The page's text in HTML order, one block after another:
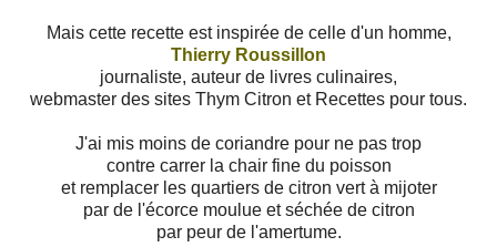
Mais cette recette est inspirée de celle d'un homme,
Thierry Roussillon
journaliste, auteur de livres culinaires,
webmaster des sites Thym Citron et Recettes pour tous.
J'ai mis moins de coriandre pour ne pas trop
contre carrer la chair fine du poisson
et remplacer les quartiers de citron vert à mijoter
par de l'écorce moulue et séchée de citron
par peur de l'amertume.